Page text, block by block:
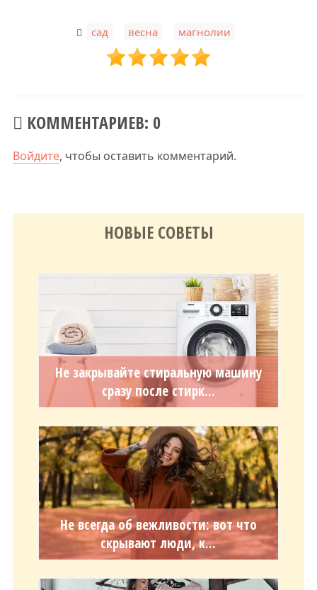
сад весна магнолии
КОММЕНТАРИЕВ: 0
Войдите, чтобы оставить комментарий.
НОВЫЕ СОВЕТЫ
Не закрывайте стиральную машину
сразу после стирк...
Не всегда об вежливости: вот что
скрывают люди, к...